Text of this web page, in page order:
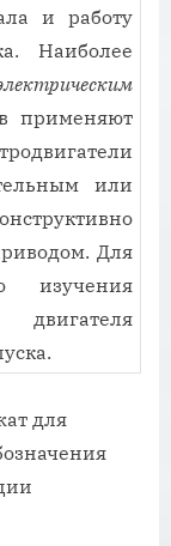
и работу
Наиболее
применяют
или
Для
изучения
для